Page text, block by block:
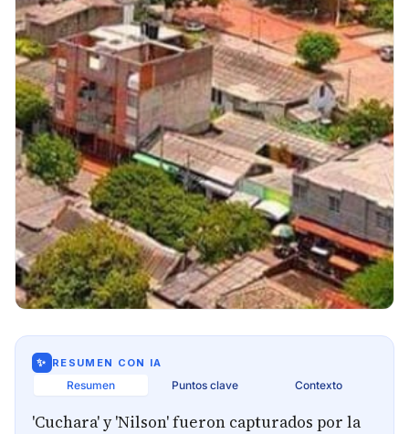
✨ RESUMEN CON IA
Resumen Puntos clave Contexto
'Cuchara' y 'Nilson' fueron capturados por la